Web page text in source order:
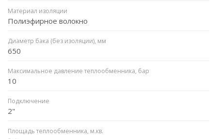
Материал изоляции
Полиэфирное волокно
Диаметр бака (без изоляции), мм
650
Максимальное давление теплообменника, бар
10
Подключение
2"
Площадь теплообменника, м.кв.